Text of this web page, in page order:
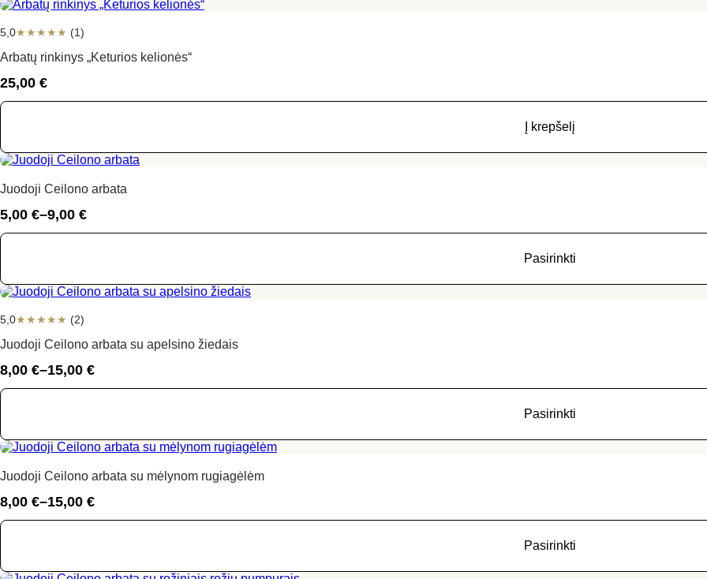
5,0★★★★★ (1)
Arbatų rinkinys „Keturios kelionės“
25,00 €
Į krepšelį
Juodoji Ceilono arbata
5,00 €–9,00 €
Price
range:
9,00 €
Pasirinkti
5,0★★★★★ (2)
Juodoji Ceilono arbata su apelsino žiedais
8,00 €–15,00 €
Price
range:
15,00 €
Pasirinkti
Juodoji Ceilono arbata su mėlynom rugiagėlėm
8,00 €–15,00 €
Price
range:
Pasirinkti